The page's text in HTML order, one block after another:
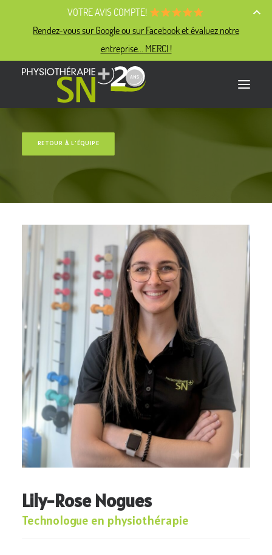
PHYSIO SN+
NOUS JOINDRE
PRENDRE RENDEZ-VOUS
PORTAIL CLIENT
OFFRES D’EMPLOI
819 477-7751
RETOUR À L'ÉQUIPE
Lily-Rose Nogues
Technologue en physiothérapie
VOTRE AVIS COMPTE!
Rendez-vous sur Google ou sur Facebook et évaluez notre
entreprise... MERCI !